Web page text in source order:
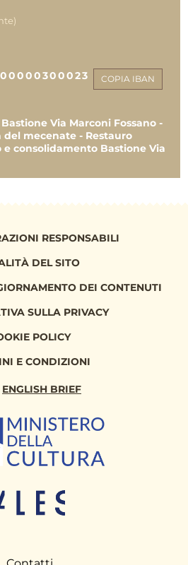
4.270,00 €
30,00 €
158.046,36 €
COPIA IBAN
Bastione Via Marconi Fossano -
del mecenate - Restauro
consolidamento Bastione Via
RESPONSABILI
DEL SITO
DEI CONTENUTI
SULLA PRIVACY
POLICY
E CONDIZIONI
ENGLISH BRIEF